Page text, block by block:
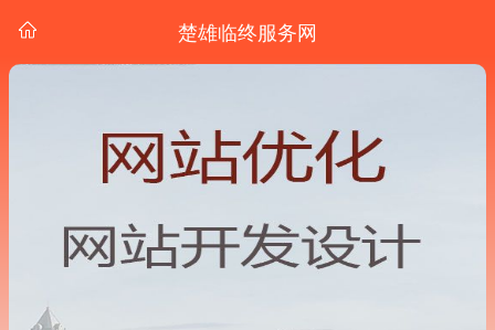
楚雄临终服务网